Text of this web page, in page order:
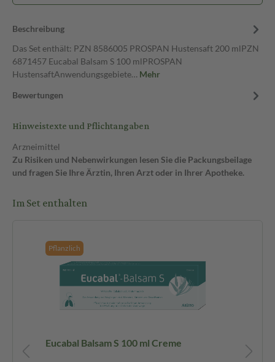
Beschreibung
Das Set enthält: PZN 8586005 PROSPAN Hustensaft 200 mlPZN
6871457 Eucabal Balsam S 100 mlPROSPAN
HustensaftAnwendungsgebiete… Mehr
Bewertungen
Hinweistexte und Pflichtangaben
Arzneimittel
Zu Risiken und Nebenwirkungen lesen Sie die Packungsbeilage
und fragen Sie Ihre Ärztin, Ihren Arzt oder in Ihrer Apotheke.
Im Set enthalten
Pflanzlich
Eucabal Balsam S 100 ml Creme